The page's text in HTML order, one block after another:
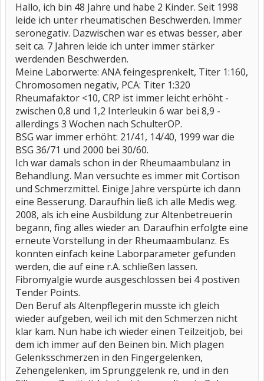
Hallo, ich bin 48 Jahre und habe 2 Kinder. Seit 1998
leide ich unter rheumatischen Beschwerden. Immer
seronegativ. Dazwischen war es etwas besser, aber
seit ca. 7 Jahren leide ich unter immer stärker
werdenden Beschwerden.
Meine Laborwerte: ANA feingesprenkelt, Titer 1:160,
Chromosomen negativ, PCA: Titer 1:320
Rheumafaktor <10, CRP ist immer leicht erhöht -
zwischen 0,8 und 1,2 Interleukin 6 war bei 8,9 -
allerdings 3 Wochen nach SchulterOP.
BSG war immer erhöht: 21/41, 14/40, 1999 war die
BSG 36/71 und 2000 bei 30/60.
Ich war damals schon in der Rheumaambulanz in
Behandlung. Man versuchte es immer mit Cortison
und Schmerzmittel. Einige Jahre verspürte ich dann
eine Besserung. Daraufhin ließ ich alle Medis weg.
2008, als ich eine Ausbildung zur Altenbetreuerin
begann, fing alles wieder an. Daraufhin erfolgte eine
erneute Vorstellung in der Rheumaambulanz. Es
konnten einfach keine Laborparameter gefunden
werden, die auf eine r.A. schließen lassen.
Fibromyalgie wurde ausgeschlossen bei 4 postiven
Tender Points.
Den Beruf als Altenpflegerin musste ich gleich
wieder aufgeben, weil ich mit den Schmerzen nicht
klar kam. Nun habe ich wieder einen Teilzeitjob, bei
dem ich immer auf den Beinen bin. Mich plagen
Gelenksschmerzen in den Fingergelenken,
Zehengelenken, im Sprunggelenk re, und in den